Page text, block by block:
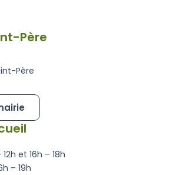
Père
Père
et 16h – 18h
– 19h